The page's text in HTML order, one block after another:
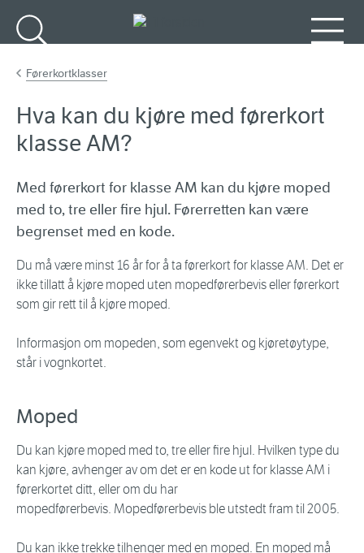
Førerkortklasser
Hva kan du kjøre med førerkort
klasse AM?
Med førerkort for klasse AM kan du kjøre moped
med to, tre eller fire hjul. Førerretten kan være
begrenset med en kode.
Du må være minst 16 år for å ta førerkort for klasse AM. Det er
ikke tillatt å kjøre moped uten mopedførerbevis eller førerkort
som gir rett til å kjøre moped.
Informasjon om mopeden, som egenvekt og kjøretøytype,
står i vognkortet.
Moped
Du kan kjøre moped med to, tre eller fire hjul. Hvilken type du
kan kjøre, avhenger av om det er en kode ut for klasse AM i
førerkortet ditt, eller om du har
mopedførerbevis. Mopedførerbevis ble utstedt fram til 2005.
Du kan ikke trekke tilhenger med en moped. En moped må